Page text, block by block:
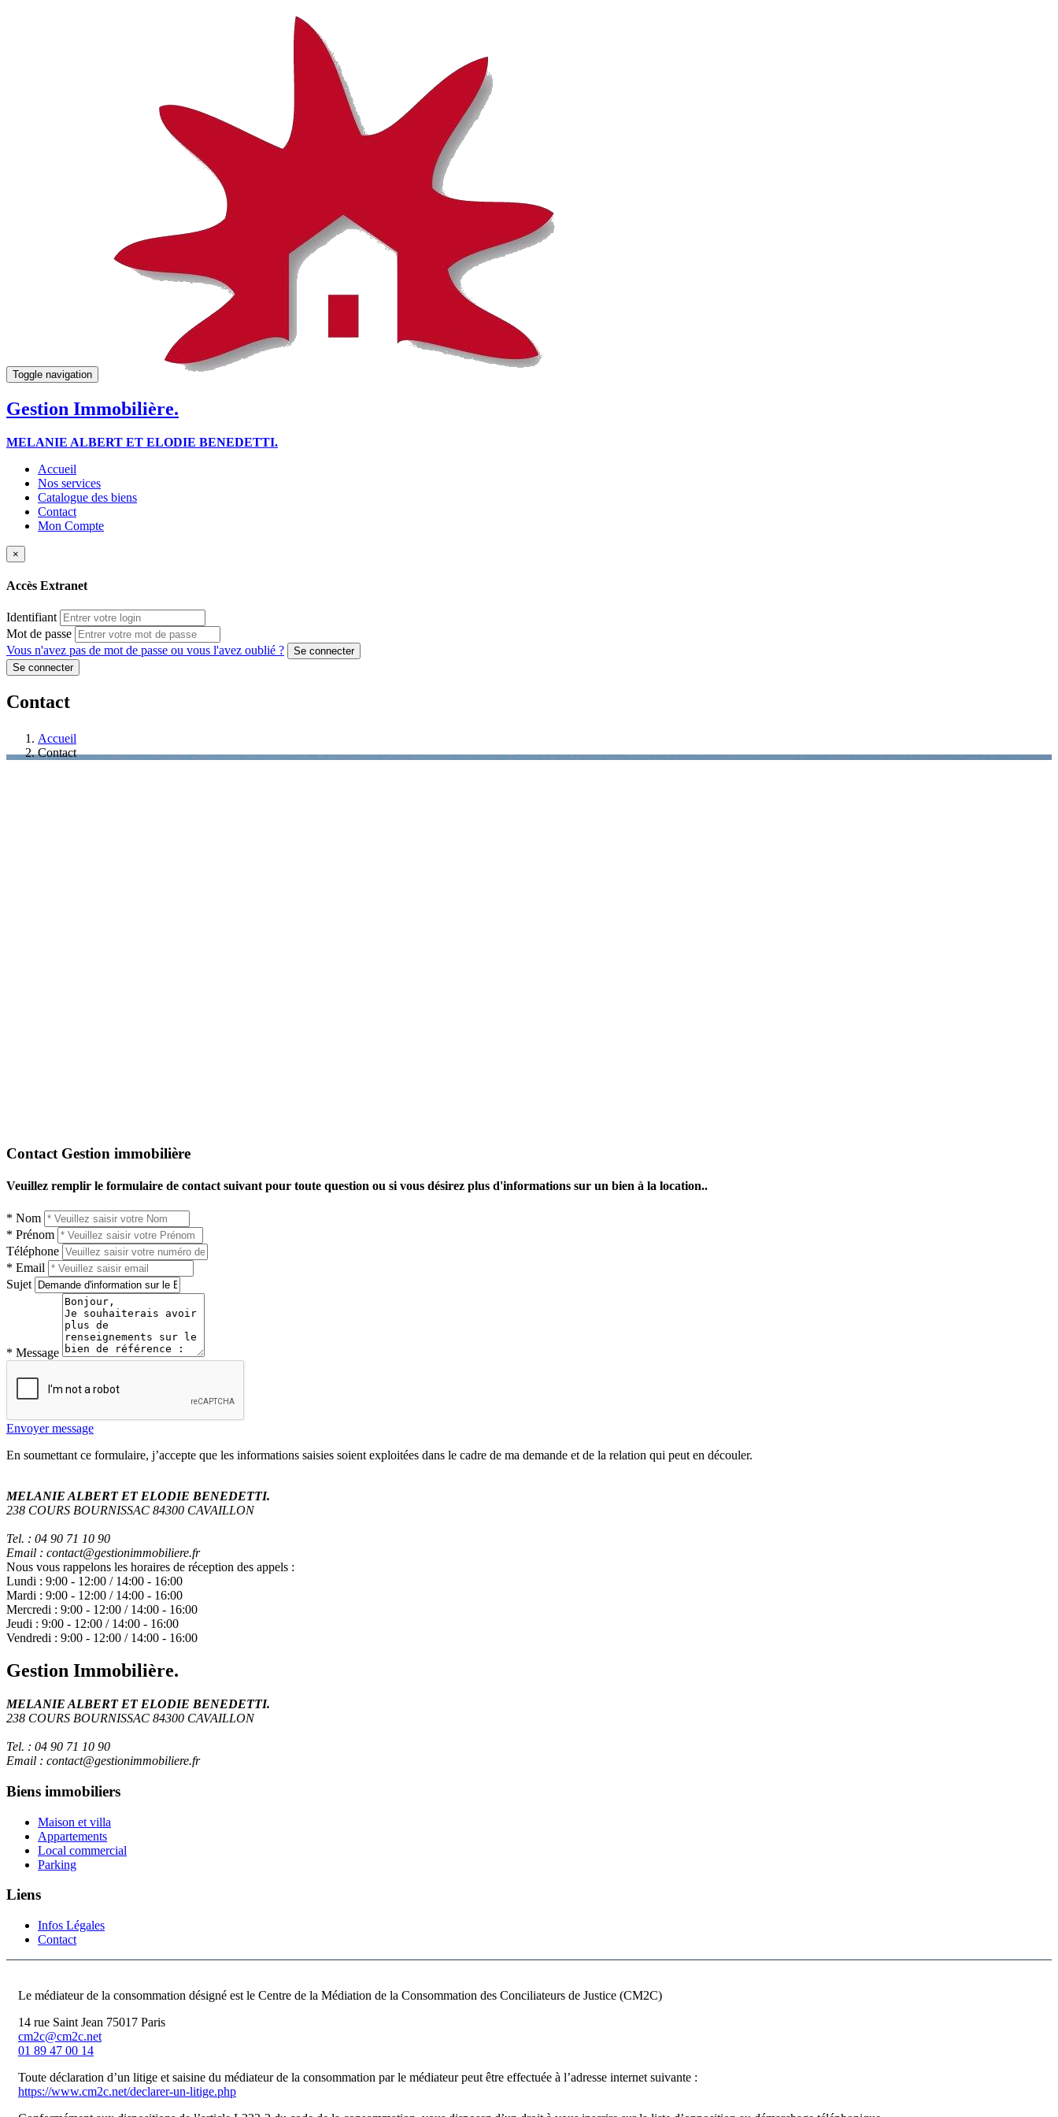
Toggle navigation
Gestion Immobilière.
MELANIE ALBERT ET ELODIE BENEDETTI.
Accueil
Nos services
Catalogue des biens
Contact
Mon Compte
×
Accès Extranet
Identifiant
Mot de passe
Vous n'avez pas de mot de passe ou vous l'avez oublié ?
Contact
Accueil
Contact
Contact Gestion immobilière
Veuillez remplir le formulaire de contact suivant pour toute question ou si vous désirez plus d'informations sur un bien à la location..
* Nom
* Prénom
Téléphone
* Email
Sujet
* Message
Envoyer message
En soumettant ce formulaire, j’accepte que les informations saisies soient exploitées dans le cadre de ma demande et de la relation qui peut en découler.
MELANIE ALBERT ET ELODIE BENEDETTI.
238 COURS BOURNISSAC 84300 CAVAILLON
Tel. : 04 90 71 10 90
Email : contact@gestionimmobiliere.fr
Nous vous rappelons les horaires de réception des appels :
Lundi : 9:00 - 12:00 / 14:00 - 16:00
Mardi : 9:00 - 12:00 / 14:00 - 16:00
Mercredi : 9:00 - 12:00 / 14:00 - 16:00
Jeudi : 9:00 - 12:00 / 14:00 - 16:00
Vendredi : 9:00 - 12:00 / 14:00 - 16:00
Gestion Immobilière.
MELANIE ALBERT ET ELODIE BENEDETTI.
238 COURS BOURNISSAC 84300 CAVAILLON
Tel. : 04 90 71 10 90
Email : contact@gestionimmobiliere.fr
Biens immobiliers
Maison et villa
Appartements
Local commercial
Parking
Liens
Infos Légales
Contact
Le médiateur de la consommation désigné est le Centre de la Médiation de la Consommation des Conciliateurs de Justice (CM2C)
14 rue Saint Jean 75017 Paris
cm2c@cm2c.net
01 89 47 00 14
Toute déclaration d’un litige et saisine du médiateur de la consommation par le médiateur peut être effectuée à l’adresse internet suivante :
https://www.cm2c.net/declarer-un-litige.php